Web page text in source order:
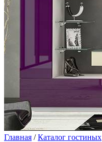
Главная /Каталог гостиных